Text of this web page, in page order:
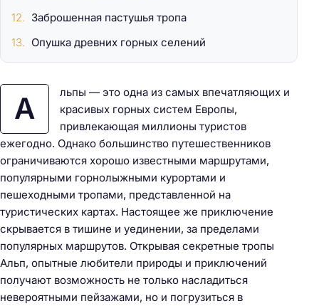
А
льпы — это одна из самых впечатляющих и
красивых горных систем Европы,
привлекающая миллионы туристов
ежегодно. Однако большинство путешественников
ограничиваются хорошо известными маршрутами,
популярными горнолыжными курортами и
пешеходными тропами, представленной на
туристических картах. Настоящее же приключение
скрывается в тишине и уединении, за пределами
популярных маршрутов. Открывая секретные тропы
Альп, опытные любители природы и приключений
получают возможность не только насладиться
невероятными пейзажами, но и погрузиться в
Заброшенная пастушья тропа
Опушка древних горных селений